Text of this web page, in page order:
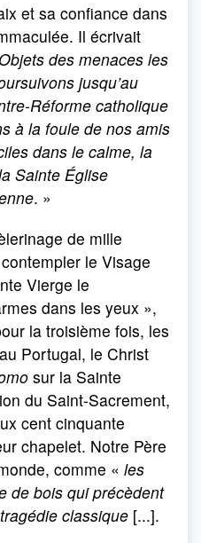
et sa confiance dans
Il écrivait
Objets des menaces les
jusqu’au
Réforme catholique
à la foule de nos amis
dans le calme, la
Sainte Église
. »
de mille
le Visage
Vierge le
dans les yeux »,
la troisième fois, les
Portugal, le Christ
sur la Sainte
du Saint-Sacrement,
cent cinquante
chapelet. Notre Père
comme « les
de bois qui précèdent
classique [...].